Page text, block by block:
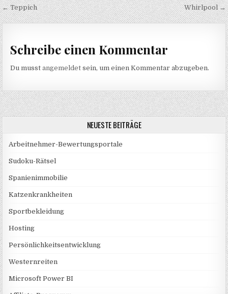
Beitragsnavigation
← Teppich Whirlpool →
Schreibe einen Kommentar
Du musstangemeldet sein, um einen Kommentar abzugeben.
NEUESTE BEITRÄGE
Arbeitnehmer-Bewertungsportale
Sudoku-Rätsel
Spanienimmobilie
Katzenkrankheiten
Sportbekleidung
Hosting
Persönlichkeitsentwicklung
Westernreiten
Microsoft Power BI